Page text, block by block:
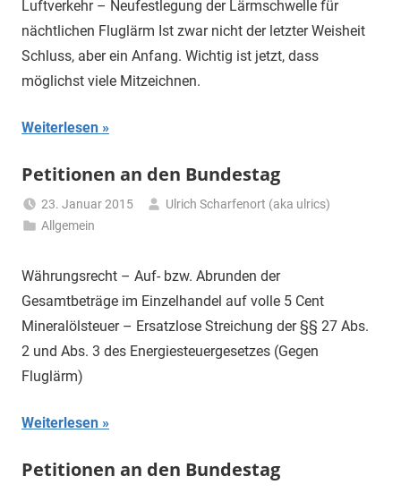
Luftverkehr – Neufestlegung der Lärmschwelle für
nächtlichen Fluglärm Ist zwar nicht der letzter Weisheit
Schluss, aber ein Anfang. Wichtig ist jetzt, dass
möglichst viele Mitzeichnen.
Weiterlesen
Petitionen an den Bundestag
23. Januar 2015
Ulrich Scharfenort (aka ulrics)
Allgemein
Währungsrecht – Auf- bzw. Abrunden der
Gesamtbeträge im Einzelhandel auf volle 5 Cent
Mineralölsteuer – Ersatzlose Streichung der §§ 27 Abs.
2 und Abs. 3 des Energiesteuergesetzes (Gegen
Fluglärm)
Weiterlesen
Petitionen an den Bundestag